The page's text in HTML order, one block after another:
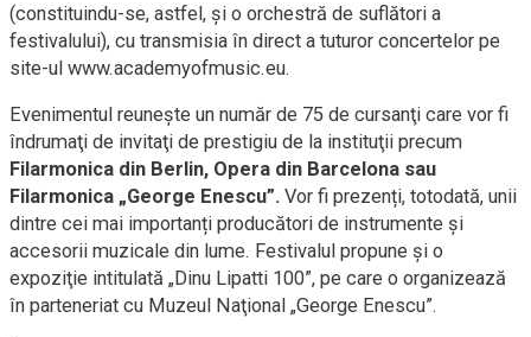
(constituindu-se, astfel, și o orchestră de suflători a
festivalului), cu transmisia în direct a tuturor concertelor pe
site-ul www.academyofmusic.eu.
Evenimentul reuneşte un număr de 75 de cursanţi care vor fi
îndrumaţi de invitaţi de prestigiu de la instituţii precum
Filarmonica din Berlin, Opera din Barcelona sau
Filarmonica „George Enescu”. Vor fi prezenți, totodată, unii
dintre cei mai importanți producători de instrumente și
accesorii muzicale din lume. Festivalul propune şi o
expoziţie intitulată „Dinu Lipatti 100”, pe care o organizează
în parteneriat cu Muzeul Naţional „George Enescu”.